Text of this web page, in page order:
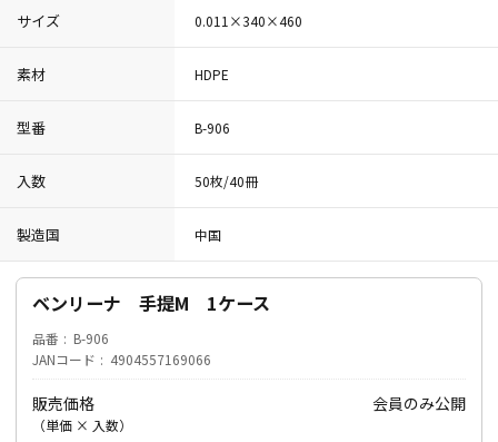
サイズ 0.011×340×460
素材 HDPE
型番 B-906
入数 50枚/40冊
製造国 中国
ベンリーナ 手提M 1ケース
品番
B-906
JANコード
4904557169066
販売価格
（単価 × 入数）
会員のみ公開